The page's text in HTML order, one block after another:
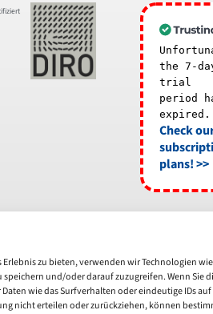
zu bieten, verwenden wir Technologien
und/oder darauf zuzugreifen. Wenn Sie
wie das Surfverhalten oder eindeutige IDs
nicht erteilen oder zurückziehen, können
the 7-
trial
period
expired.
Check
plans! >>